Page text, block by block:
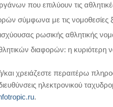
που επιλύουν τις
σύμφωνα με τις
ρωσικής αθλητικής
διαφορών: η κυριότερη
και χρειάζεστε περαιτέρω
ηλεκτρονικού
.